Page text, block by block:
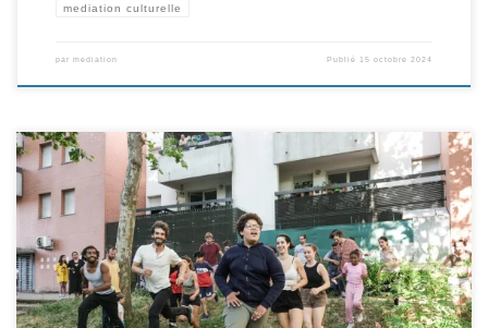
mediation culturelle
par mediation Publié 15 octobre 2024
Le 23 juin dernier, dans le Petit Bois de Bagatelle, avait lieu la déambulation
circassienne imaginée et créée in situ par Benoit Kleiber, de la Cie PTT,
dans le cadre du projet Escale à Stendhal. Point d’orgue de l’action, la
déambulation était constituée d’un numéro de trapèze par Véronique
Marcourt, […]